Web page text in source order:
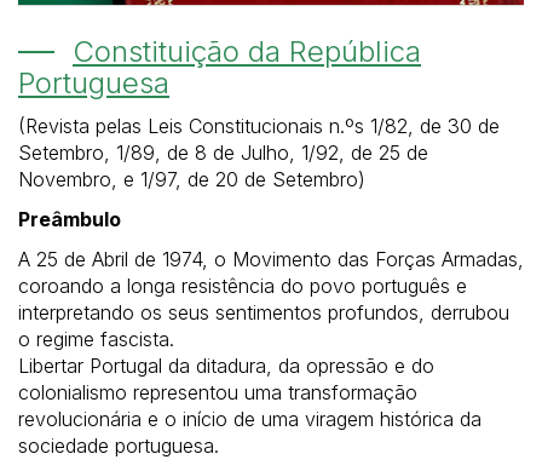
Constituição da República
Portuguesa
(Revista pelas Leis Constitucionais n.ºs 1/82, de 30 de
Setembro, 1/89, de 8 de Julho, 1/92, de 25 de
Novembro, e 1/97, de 20 de Setembro)
Preâmbulo
A 25 de Abril de 1974, o Movimento das Forças Armadas,
coroando a longa resistência do povo português e
interpretando os seus sentimentos profundos, derrubou
o regime fascista.
Libertar Portugal da ditadura, da opressão e do
colonialismo representou uma transformação
revolucionária e o início de uma viragem histórica da
sociedade portuguesa.